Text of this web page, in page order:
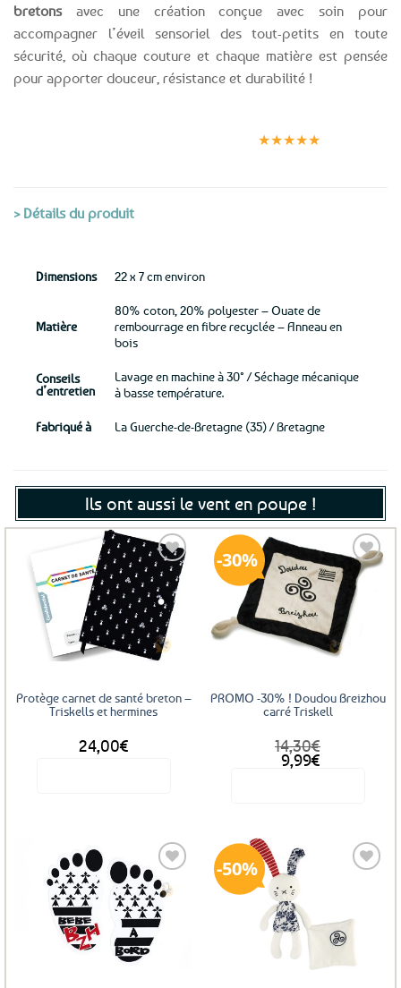
bretons avec une création conçue avec soin pour
accompagner l’éveil sensoriel des tout-petits en toute
sécurité, où chaque couture et chaque matière est pensée
pour apporter douceur, résistance et durabilité !
★★★★★
> Détails du produit
Dimensions 22 x 7 cm environ
Matière
80% coton, 20% polyester – Ouate de
rembourrage en fibre recyclée – Anneau en
bois
Conseils
d’entretien
Lavage en machine à 30° / Séchage mécanique
à basse température.
Fabriqué à La Guerche-de-Bretagne (35) / Bretagne
Ils ont aussi le vent en poupe !
Ajouter
aux
favoris
Protège carnet de santé breton –
Triskells et hermines
24,00€
30%
Ajouter
favoris
PROMO -30% ! Doudou Breizhou
carré Triskell
14,30€
Le
prix
9,99€
Le
prix
Ajouter
aux
favoris
50%
favoris